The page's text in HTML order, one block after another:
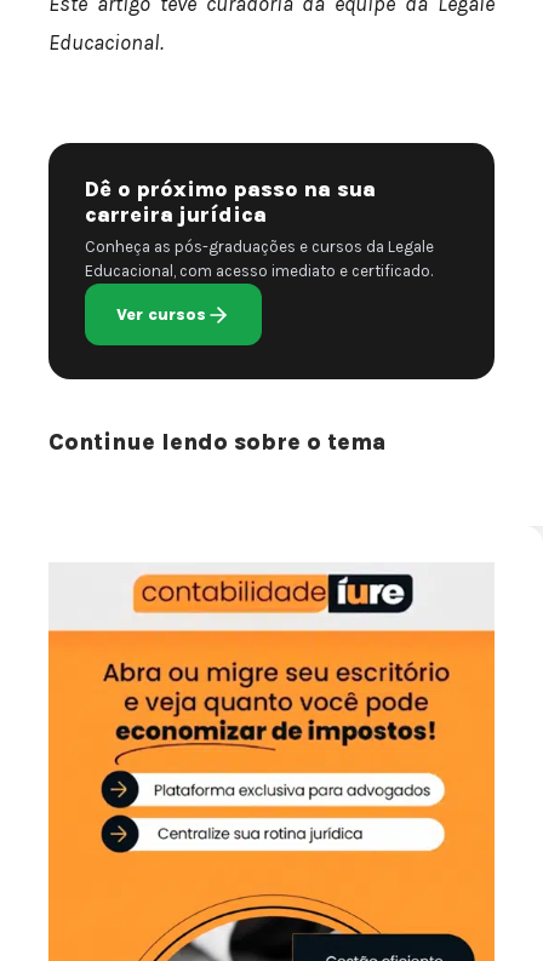
Educacional.
Dê o próximo passo na sua
carreira jurídica
Conheça as pós-graduações e cursos da Legale
Educacional, com acesso imediato e certificado.
Ver cursos
Continue lendo sobre o tema